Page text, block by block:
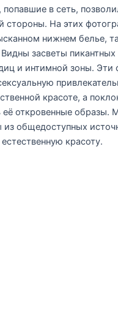
в сеть,
стороны. На этих
нижнем белье,
засветы пикантных
и интимной зоны. Эти
красоте, а
её откровенные образы.
из общедоступных
красоту.